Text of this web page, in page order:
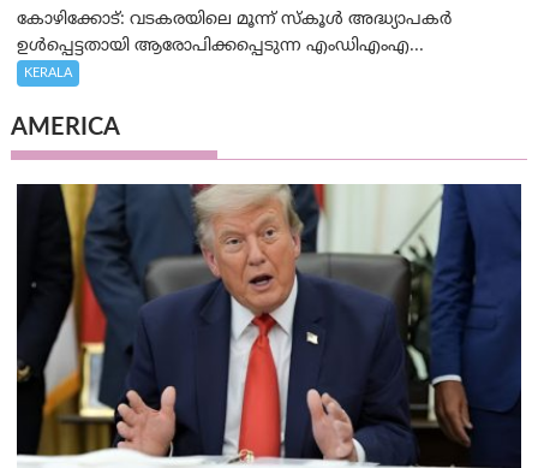
കോഴിക്കോട്: വടകരയിലെ മൂന്ന് സ്കൂൾ അദ്ധ്യാപകർ
ഉൾപ്പെട്ടതായി ആരോപിക്കപ്പെടുന്ന എംഡിഎംഎ...
KERALA
AMERICA